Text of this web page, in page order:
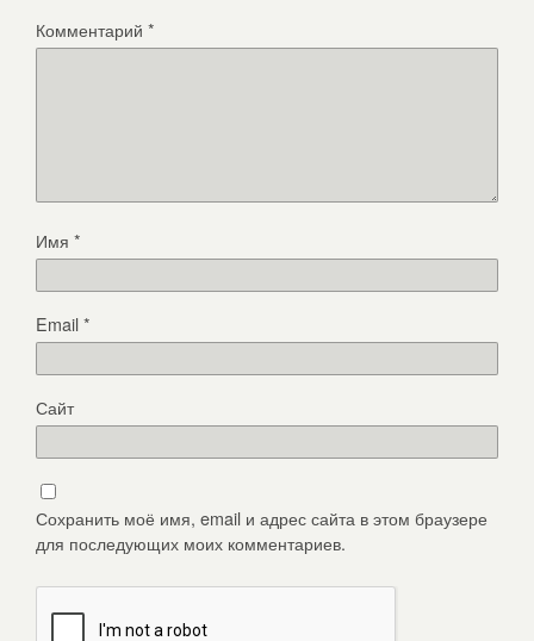
Комментарий *
Имя *
Email*
Сайт
Сохранить моё имя, email и адрес сайта в этом браузере
для последующих моих комментариев.